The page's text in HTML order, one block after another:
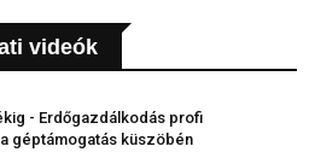
videók
- Erdőgazdálkodás profi
géptámogatás küszöbén